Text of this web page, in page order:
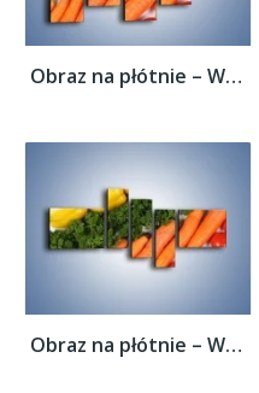
Obraz na płótnie – Warzywny porządek –...
Obraz na płótnie – Warzywny porządek –...